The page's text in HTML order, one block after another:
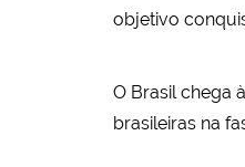
objetivo
O Brasil chega
brasileiras na